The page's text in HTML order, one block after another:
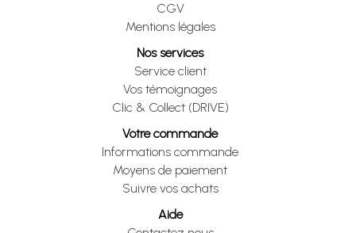
CGV
Mentions légales
Nos services
Service client
Vos témoignages
Clic & Collect (DRIVE)
Votre commande
Informations commande
Moyens de paiement
Suivre vos achats
Aide